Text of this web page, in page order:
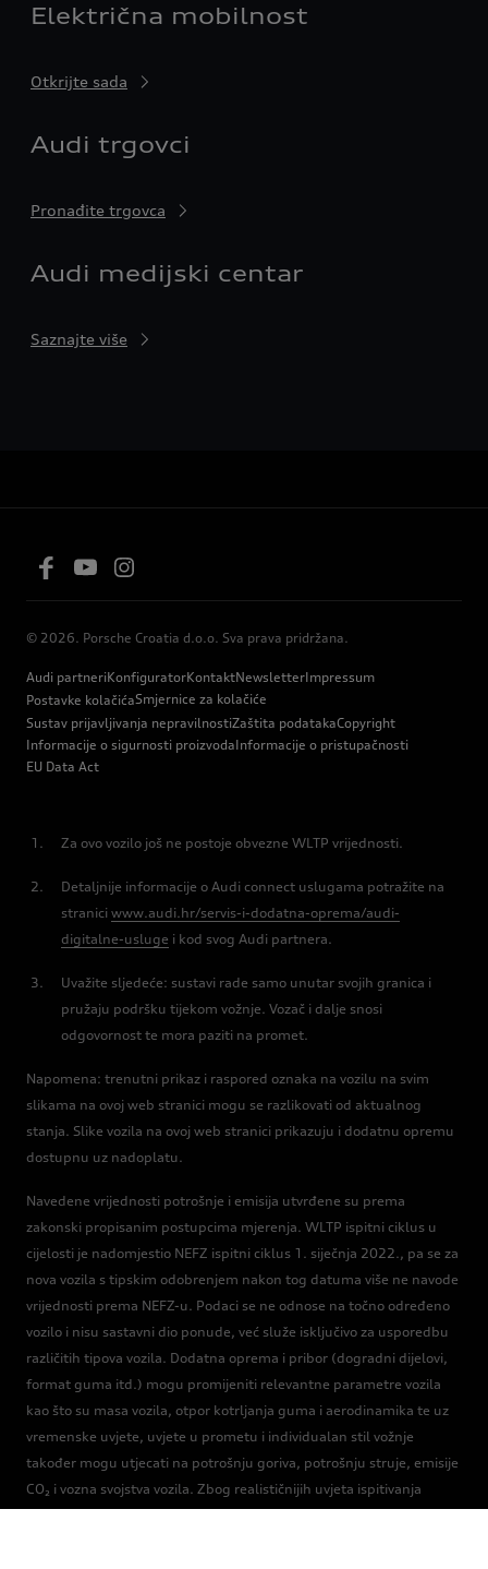
Električna mobilnost
Otkrijte sada
Audi trgovci
Pronađite trgovca
Audi medijski centar
Saznajte više
© 2026. Porsche Croatia d.o.o. Sva prava pridržana.
Audi partneriKonfiguratorKontaktNewsletterImpressum
Postavke kolačićaSmjernice za kolačiće
Sustav prijavljivanja nepravilnostiZaštita podatakaCopyright
Informacije o sigurnosti proizvodaInformacije o pristupačnosti
EU Data Act
Za ovo vozilo još ne postoje obvezne WLTP vrijednosti.
Detaljnije informacije o Audi connect uslugama potražite na
stranici www.audi.hr/servis-i-dodatna-oprema/audi-
digitalne-usluge i kod svog Audi partnera.
Uvažite sljedeće: sustavi rade samo unutar svojih granica i
pružaju podršku tijekom vožnje. Vozač i dalje snosi
odgovornost te mora paziti na promet.
Napomena: trenutni prikaz i raspored oznaka na vozilu na svim
slikama na ovoj web stranici mogu se razlikovati od aktualnog
stanja. Slike vozila na ovoj web stranici prikazuju i dodatnu opremu
dostupnu uz nadoplatu.
Navedene vrijednosti potrošnje i emisija utvrđene su prema
zakonski propisanim postupcima mjerenja. WLTP ispitni ciklus u
cijelosti je nadomjestio NEFZ ispitni ciklus 1. siječnja 2022., pa se za
nova vozila s tipskim odobrenjem nakon tog datuma više ne navode
vrijednosti prema NEFZ-u. Podaci se ne odnose na točno određeno
vozilo i nisu sastavni dio ponude, već služe isključivo za usporedbu
različitih tipova vozila. Dodatna oprema i pribor (dogradni dijelovi,
format guma itd.) mogu promijeniti relevantne parametre vozila
kao što su masa vozila, otpor kotrljanja guma i aerodinamika te uz
vremenske uvjete, uvjete u prometu i individualan stil vožnje
također mogu utjecati na potrošnju goriva, potrošnju struje, emisije
CO₂ i vozna svojstva vozila. Zbog realističnijih uvjeta ispitivanja
vrijednosti potrošnje goriva i emisija CO₂ izmjerene prema WLTP-u u